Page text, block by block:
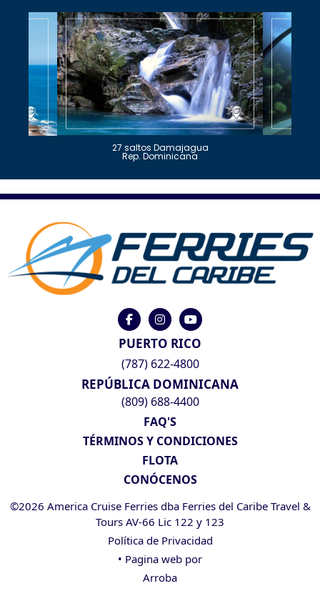
27 saltos Damajagua
Rep. Dominicana
PUERTO RICO
(787) 622-4800
REPÚBLICA DOMINICANA
(809) 688-4400
FAQ'S
TÉRMINOS Y CONDICIONES
FLOTA
CONÓCENOS
©2026 America Cruise Ferries dba Ferries del Caribe Travel &
Tours AV-66 Lic 122 y 123
Política de Privacidad
• Pagina web por
Arroba